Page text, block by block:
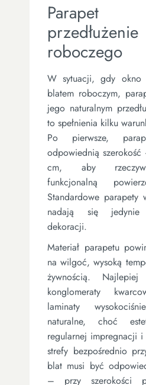
roboczego
W sytuacji, gdy okno
blatem roboczym,
jego naturalnym
to spełnienia kilku
Po pierwsze,
odpowiednią
cm, aby
funkcjonalną
Standardowe parapety
nadają się jedynie
dekoracji.
Materiał parapetu
na wilgoć, wysoką
żywnością.
konglomeraty
laminaty
naturalne, choć
regularnej impregnacji
strefy bezpośrednio
blat musi być
– przy szerokości